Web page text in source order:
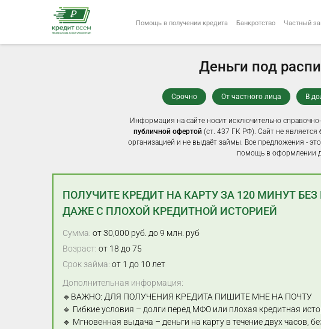
Помощь в получении кредита Банкротство Частный
Деньги под
Срочно От частного лица В
Информация на сайте носит исключительно
публичной офертой (ст. 437 ГК РФ). Сайт не
организацией и не выдаёт займы. Все предложения -
помощь в оформлении
ПОЛУЧИТЕ КРЕДИТ НА КАРТУ ЗА 120 МИНУТ
ДАЖЕ С ПЛОХОЙ КРЕДИТНОЙ ИСТОРИЕЙ
Сумма: от 30,000 руб. до 9 млн. руб
Возраст: от 18 до 75
Срок займа: от 1 до 10 лет
Дополнительная информация:
🔹ВАЖНО: ДЛЯ ПОЛУЧЕНИЯ КРЕДИТА ПИШИТЕ МНЕ НА ПОЧТУ
🔹 Гибкие условия – долги перед МФО или плохая кредитная
🔹 Мгновенная выдача – деньги на карту в течение двух часов,